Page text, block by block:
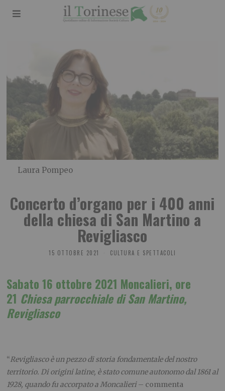
Laura Pompeo
Concerto d’organo per i 400 anni
della chiesa di San Martino a
Revigliasco
15 OTTOBRE 2021 CULTURA E SPETTACOLI
Sabato 16 ottobre 2021 Moncalieri, ore
21 Chiesa parrocchiale di San Martino,
Revigliasco
“Revigliasco è un pezzo di storia fondamentale del nostro
territorio. Di origini latine, è stato comune autonomo dal 1861 al
1928, quando fu accorpato a Moncalieri– commenta